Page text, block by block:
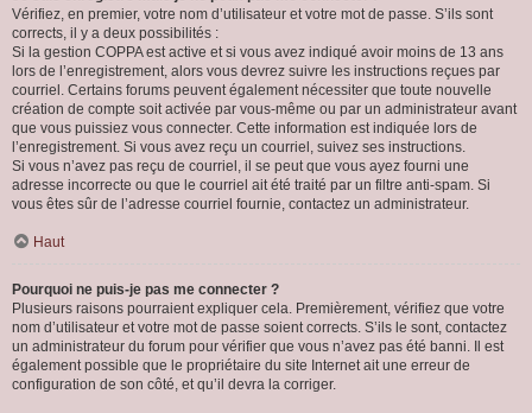
Vérifiez, en premier, votre nom d’utilisateur et votre mot de passe. S’ils sont
corrects, il y a deux possibilités :
Si la gestion COPPA est active et si vous avez indiqué avoir moins de 13 ans
lors de l’enregistrement, alors vous devrez suivre les instructions reçues par
courriel. Certains forums peuvent également nécessiter que toute nouvelle
création de compte soit activée par vous-même ou par un administrateur avant
que vous puissiez vous connecter. Cette information est indiquée lors de
l’enregistrement. Si vous avez reçu un courriel, suivez ses instructions.
Si vous n’avez pas reçu de courriel, il se peut que vous ayez fourni une
adresse incorrecte ou que le courriel ait été traité par un filtre anti-spam. Si
vous êtes sûr de l’adresse courriel fournie, contactez un administrateur.
Haut
Pourquoi ne puis-je pas me connecter ?
Plusieurs raisons pourraient expliquer cela. Premièrement, vérifiez que votre
nom d’utilisateur et votre mot de passe soient corrects. S’ils le sont, contactez
un administrateur du forum pour vérifier que vous n’avez pas été banni. Il est
également possible que le propriétaire du site Internet ait une erreur de
configuration de son côté, et qu’il devra la corriger.